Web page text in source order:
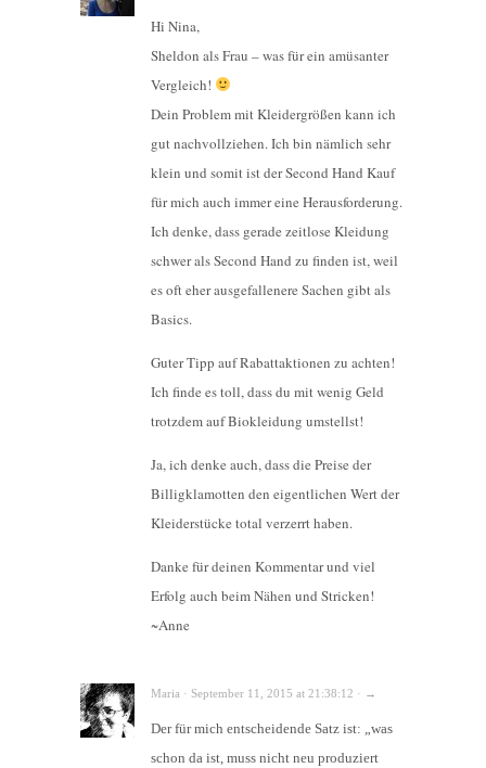
Hi Nina,
Sheldon als Frau – was für ein amüsanter
Vergleich!
Dein Problem mit Kleidergrößen kann ich
gut nachvollziehen. Ich bin nämlich sehr
klein und somit ist der Second Hand Kauf
für mich auch immer eine Herausforderung.
Ich denke, dass gerade zeitlose Kleidung
schwer als Second Hand zu finden ist, weil
es oft eher ausgefallenere Sachen gibt als
Basics.
Guter Tipp auf Rabattaktionen zu achten!
Ich finde es toll, dass du mit wenig Geld
trotzdem auf Biokleidung umstellst!
Ja, ich denke auch, dass die Preise der
Billigklamotten den eigentlichen Wert der
Kleiderstücke total verzerrt haben.
Danke für deinen Kommentar und viel
Erfolg auch beim Nähen und Stricken!
~Anne
Maria · September 11, 2015 at 21:38:12 · →
Der für mich entscheidende Satz ist: „was
schon da ist, muss nicht neu produziert